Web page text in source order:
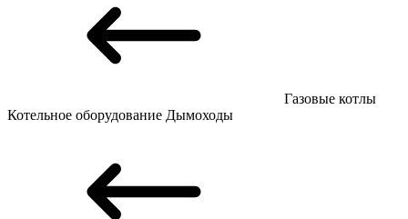
Газовые котлы
Котельное оборудование Дымоходы